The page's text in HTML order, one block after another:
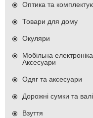
Оптика та
Товари для дому
Окуляри
Мобільна
Аксесуари
Одяг та аксесуари
Дорожні сумки та
Взуття